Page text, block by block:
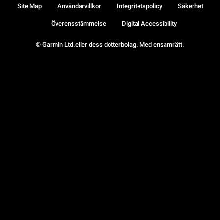
© Garmin Ltd.eller dess dotterbolag. Med ensamrätt.
Site Map Användarvillkor Integritetspolicy Säkerhet
Överensstämmelse Digital Accessibility